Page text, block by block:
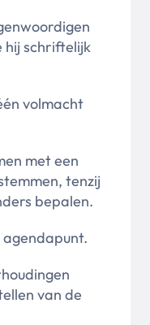
hij schriftelijk
volmacht
met een
tenzij
bepalen.
van de